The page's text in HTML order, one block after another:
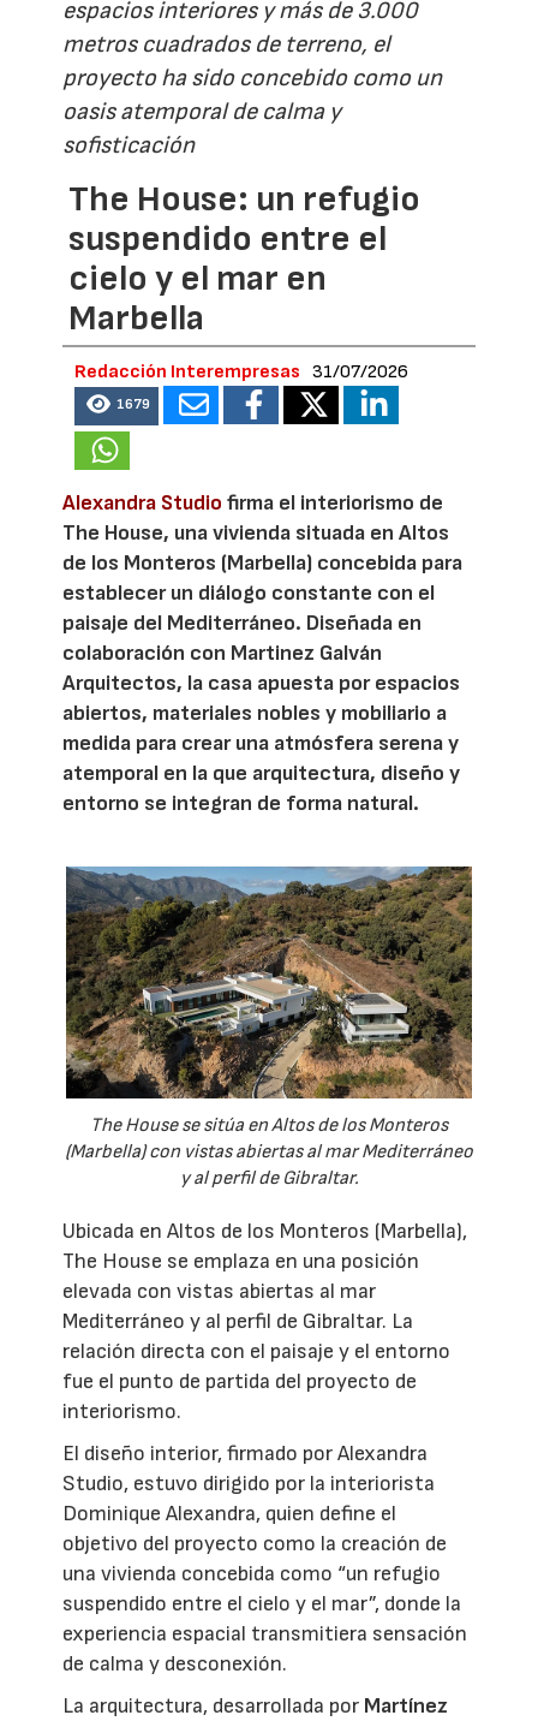
espacios interiores y más de 3.000
metros cuadrados de terreno, el
proyecto ha sido concebido como un
oasis atemporal de calma y
sofisticación
The House: un refugio
suspendido entre el
cielo y el mar en
Marbella
Redacción Interempresas 31/07/2026
1679
Alexandra Studio firma el interiorismo de
The House, una vivienda situada en Altos
de los Monteros (Marbella) concebida para
establecer un diálogo constante con el
paisaje del Mediterráneo. Diseñada en
colaboración con Martinez Galván
Arquitectos, la casa apuesta por espacios
abiertos, materiales nobles y mobiliario a
medida para crear una atmósfera serena y
atemporal en la que arquitectura, diseño y
entorno se integran de forma natural.
The House se sitúa en Altos de los Monteros
(Marbella) con vistas abiertas al mar Mediterráneo
y al perfil de Gibraltar.
Ubicada en Altos de los Monteros (Marbella),
The House se emplaza en una posición
elevada con vistas abiertas al mar
Mediterráneo y al perfil de Gibraltar. La
relación directa con el paisaje y el entorno
fue el punto de partida del proyecto de
interiorismo.
El diseño interior, firmado por Alexandra
Studio, estuvo dirigido por la interiorista
Dominique Alexandra, quien define el
objetivo del proyecto como la creación de
una vivienda concebida como “un refugio
suspendido entre el cielo y el mar”, donde la
experiencia espacial transmitiera sensación
de calma y desconexión.
La arquitectura, desarrollada por Martínez